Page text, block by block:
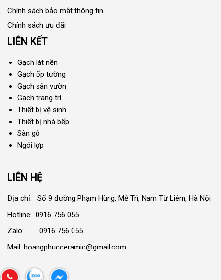
Chính sách bảo mật thông tin
Chính sách ưu đãi
LIÊN KẾT
Gạch lát nền
Gạch ốp tường
Gạch sân vườn
Gạch trang trí
Thiết bị vệ sinh
Thiết bị nhà bếp
Sàn gỗ
Ngói lợp
LIÊN HỆ
Địa chỉ: Số 9 đường Phạm Hùng, Mễ Trì, Nam Từ Liêm, Hà Nội
Hotline: 0916 756 055
Zalo: 0916 756 055
Mail: hoangphucceramic@gmail.com